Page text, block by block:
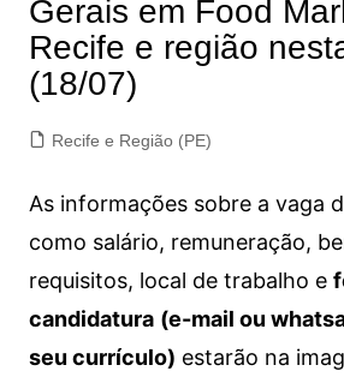
Gerais em Food
Recife e região
(18/07)
Recife e Região (PE)
As informações sobre a vaga
como salário, remuneração,
requisitos, local de trabalho e
candidatura (e-mail ou
seu currículo) estarão na